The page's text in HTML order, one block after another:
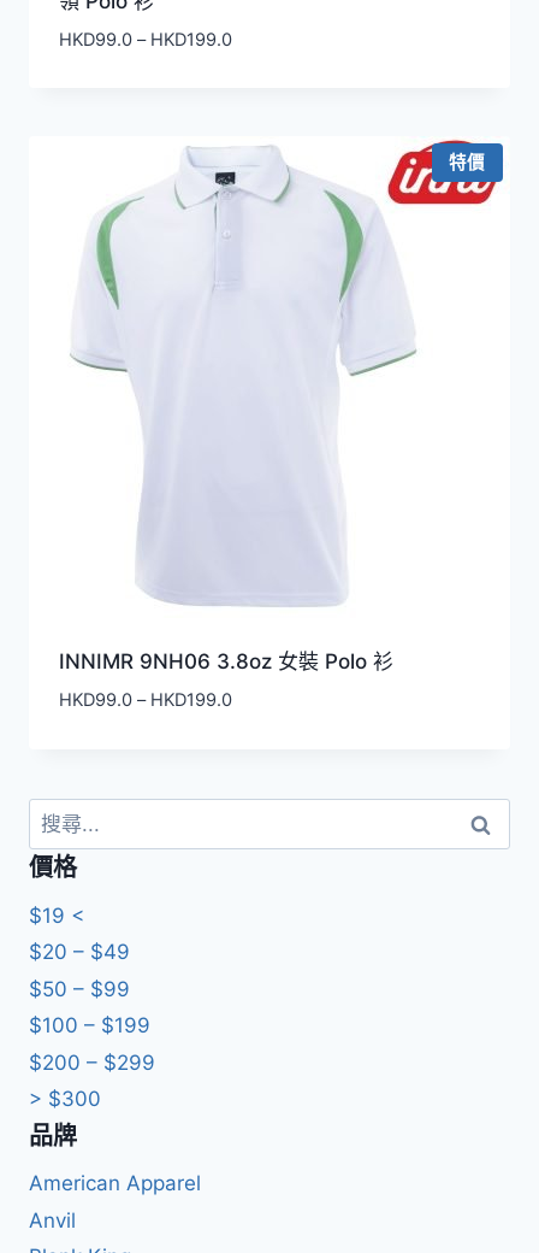
HKD99.0 – HKD199.0價
HKD99.0
到
HKD199.0
特價
INNIMR 9NH06 3.8oz 女裝 Polo 衫
HKD99.0 – HKD199.0價
搜
尋
關
鍵
字:
價格
$19 <
$20 – $49
$50 – $99
$100 – $199
$200 – $299
> $300
品牌
American Apparel
Anvil